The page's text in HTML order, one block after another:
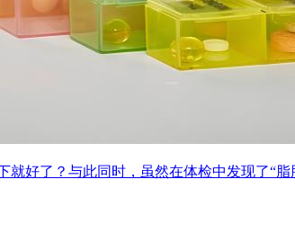
好了？与此同时，虽然在体检中发现了“